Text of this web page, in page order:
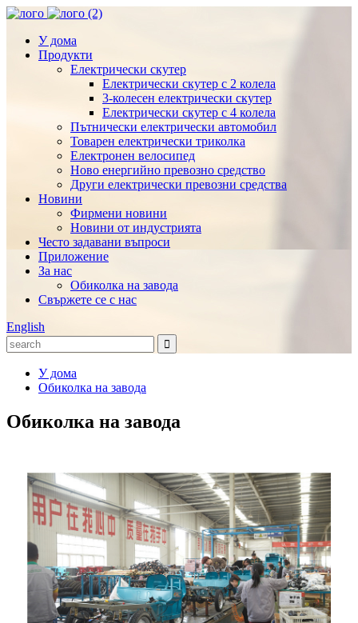
У дома
Продукти
Електрически скутер
Електрически скутер с 2 колела
3-колесен електрически скутер
Електрически скутер с 4 колела
Пътнически електрически автомобил
Товарен електрически триколка
Електронен велосипед
Ново енергийно превозно средство
Други електрически превозни средства
Новини
Фирмени новини
Новини от индустрията
Често задавани въпроси
Приложение
За нас
Обиколка на завода
Свържете се с нас
English
У дома
Обиколка на завода
Обиколка на завода